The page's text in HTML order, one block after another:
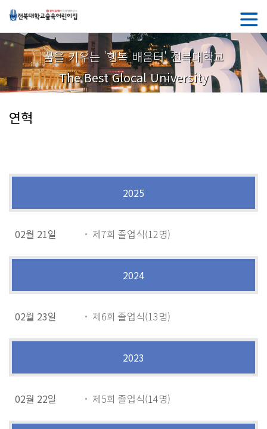
꿈을 키우는 '행복 배움터' 전북대학교
The Best Glocal University
연혁
2025
02월 21일 제7회 졸업식(12명)
2024
02월 23일 제6회 졸업식(13명)
2023
02월 22일 제5회 졸업식(14명)